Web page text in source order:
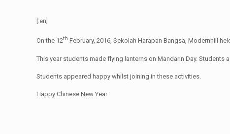
[:en]
On the 12th February, 2016, Sekolah Harapan Bangsa, Modernhill
This year students made flying lanterns on Mandarin Day. Students
Students appeared happy whilst joining in these activities.
Happy Chinese New Year